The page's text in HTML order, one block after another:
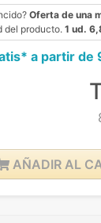
Oferta de una
del producto. 1 ud.
a partir de
AÑADIR AL